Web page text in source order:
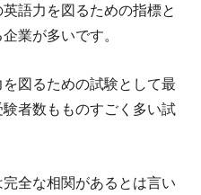
語力を図るための指標と
業が多いです。
図るための試験として最
者数もものすごく多い試
全な相関があるとは言い